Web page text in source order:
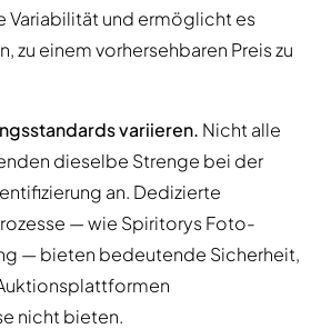
Variabilität und ermöglicht es
zu einem vorhersehbaren Preis zu
variieren. Nicht alle
dieselbe Strenge bei der
an. Dedizierte
— wie Spiritorys Foto-
— bieten bedeutende Sicherheit,
nicht bieten.